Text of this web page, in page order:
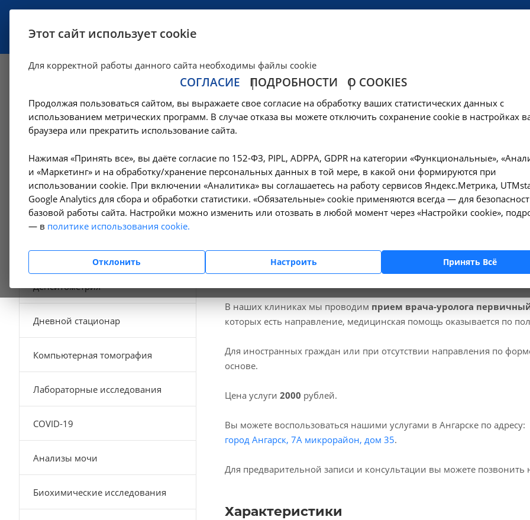
Прием врача-уролога первичный -
Ангарске
Цены в Ангарске — Амбулаторно-поликлинические услуги в Ангарске — Прием врача-уролога первичный - B01.053.001 в Ангарске
Оформите заявку на сайте, мы свяжемся с
вопросы.
В наших клиниках мы проводим прием врача-уролога
которых есть направление, медицинская помощь оказывается по
Для иностранных граждан или при отсутствии направления по
основе.
Цена услуги 2000 рублей.
Вы можете воспользоваться нашими услугами в Ангарске по адресу:
город Ангарск, 7А микрорайон, дом 35.
Для предварительной записи и консультации вы можете
Характеристики
Амбулаторно-
поликлинические услуги
Гемодиализ
Денситометрия
Дневной стационар
Компьютерная томография
Лабораторные исследования
COVID-19
Анализы мочи
Биохимические исследования
Этот сайт использует cookie
Для корректной работы данного сайта необходимы файлы cookie
СОГЛАСИЕ ПОДРОБНОСТИ О COOKIES
Продолжая пользоваться сайтом, вы выражаете свое согласие на обработку ваших статистических данных с
использованием метрических программ. В случае отказа вы можете отключить сохранение cookie в настройках
браузера или прекратить использование сайта.
Нажимая «Принять все», вы даёте согласие по 152-ФЗ, PIPL, ADPPA, GDPR на категории «Функциональные»,
и «Маркетинг» и на обработку/хранение персональных данных в той мере, в какой они формируются при
использовании cookie. При включении «Аналитика» вы соглашаетесь на работу сервисов Яндекс.Метрика,
Google Analytics для сбора и обработки статистики. «Обязательные» cookie применяются всегда — для
базовой работы сайта. Настройки можно изменить или отозвать в любой момент через «Настройки cookie»,
— в политике использования cookie.
Отклонить Настроить Принять Всё